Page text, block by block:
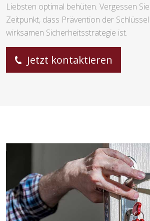
Liebsten optimal behüten. Vergessen
Zeitpunkt, dass Prävention der
wirksamen Sicherheitsstrategie ist.
Jetzt kontaktieren